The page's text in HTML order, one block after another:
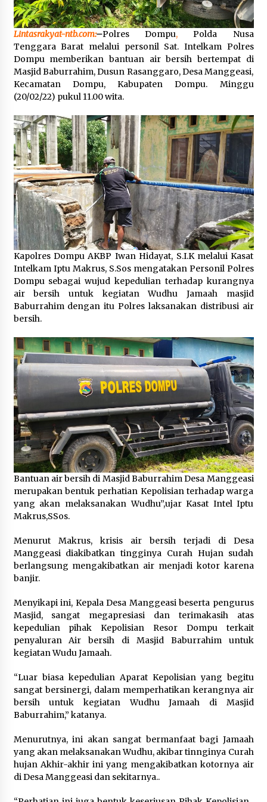
Polsek Pekat Kawal Aksi Petani Tebu Secara
Humanis, Dialog dengan PT SMS Hasilkan
Kesepakatan Awal Demi Menjaga Harkamtibmas
1 bulan ago
Lintasrakyat-ntb.com:–Polres Dompu,Polda Nusa
Tenggara Barat melalui personil Sat. Intelkam Polres
Dompu memberikan bantuan air bersih bertempat di
Masjid Baburrahim, Dusun Rasanggaro, Desa Manggeasi,
Kecamatan Dompu, Kabupaten Dompu. Minggu
(20/02/22) pukul 11.00 wita.
Kapolres Dompu AKBP Iwan Hidayat, S.I.K melalui Kasat
Intelkam Iptu Makrus, S.Sos mengatakan Personil Polres
Dompu sebagai wujud kepedulian terhadap kurangnya
air bersih untuk kegiatan Wudhu Jamaah masjid
Baburrahim dengan itu Polres laksanakan distribusi air
bersih.
Bantuan air bersih di Masjid Baburrahim Desa Manggeasi
merupakan bentuk perhatian Kepolisian terhadap warga
yang akan melaksanakan Wudhu”,ujar Kasat Intel Iptu
Makrus,SSos.
Menurut Makrus, krisis air bersih terjadi di Desa
Manggeasi diakibatkan tingginya Curah Hujan sudah
berlangsung mengakibatkan air menjadi kotor karena
banjir.
Menyikapi ini, Kepala Desa Manggeasi beserta pengurus
Masjid, sangat megapresiasi dan terimakasih atas
kepedulian pihak Kepolisian Resor Dompu terkait
penyaluran Air bersih di Masjid Baburrahim untuk
kegiatan Wudu Jamaah.
“Luar biasa kepedulian Aparat Kepolisian yang begitu
sangat bersinergi, dalam memperhatikan kerangnya air
bersih untuk kegiatan Wudhu Jamaah di Masjid
Baburrahim,” katanya.
Menurutnya, ini akan sangat bermanfaat bagi Jamaah
yang akan melaksanakan Wudhu, akibar tinnginya Curah
hujan Akhir-akhir ini yang mengakibatkan kotornya air
di Desa Manggeasi dan sekitarnya..